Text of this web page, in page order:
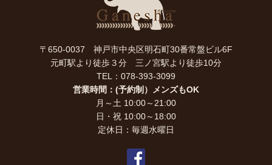
〒650-0037 神戸市中央区明石町30番常盤ビル6F
元町駅より徒歩３分 三ノ宮駅より徒歩10分
TEL：078-393-3099
営業時間：(予約制）メンズもOK
月～土 10:00～21:00
日・祝 10:00～18:00
定休日：毎週水曜日